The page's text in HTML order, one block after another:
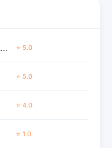
哈哈哈哈哈第五季 ⭐ 5.0
⭐ 5.0
⭐ 4.0
⭐ 1.0